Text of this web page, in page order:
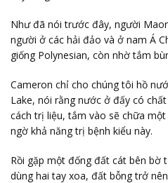
Như đã nói trước đây, người
người ở các hải đảo và ở nam Á
giống Polynesian, còn nhờ tắm
Cameron chỉ cho chúng tôi hồ
Lake, nói rằng nước ở đấy có
cách trị liệu, tắm vào sẽ chữa
ngờ khả năng trị bệnh kiểu này.
Rồi gặp một đống đất cát bên bờ
dùng hai tay xoa, đất bỗng trở